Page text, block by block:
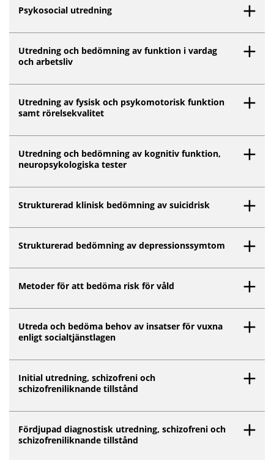
Psykosocial utredning
Utredning och bedömning av funktion i vardag
och arbetsliv
Utredning av fysisk och psykomotorisk funktion
samt rörelsekvalitet
Utredning och bedömning av kognitiv funktion,
neuropsykologiska tester
Strukturerad klinisk bedömning av suicidrisk
Strukturerad bedömning av depressionssymtom
Metoder för att bedöma risk för våld
Utreda och bedöma behov av insatser för vuxna
enligt socialtjänstlagen
Initial utredning, schizofreni och
schizofreniliknande tillstånd
Fördjupad diagnostisk utredning, schizofreni och
schizofreniliknande tillstånd